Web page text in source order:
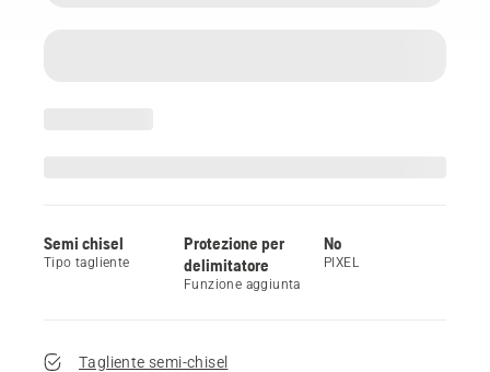
Semi chisel
Tipo tagliente
Protezione per
delimitatore
Funzione aggiunta
No
PIXEL
Tagliente semi-chisel